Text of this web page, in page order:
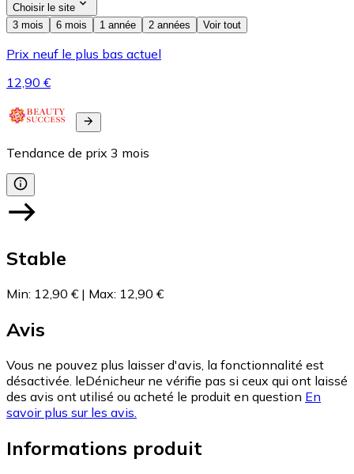
Choisir le site
3 mois
6 mois 1 année 2 années Voir tout
Prix neuf le plus bas actuel
12,90 €
Tendance de prix 3 mois
Stable
Min: 12,90 € | Max: 12,90 €
Avis
Vous ne pouvez plus laisser d'avis, la fonctionnalité est
désactivée. leDénicheur ne vérifie pas si ceux qui ont laissé
des avis ont utilisé ou acheté le produit en question En
savoir plus sur les avis.
Informations produit